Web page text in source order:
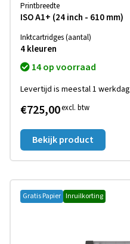
Printbreedte
ISO A1+ (24 inch - 610 mm)
Inktcartridges (aantal)
4 kleuren
14 op voorraad
Levertijd is meestal 1 werkdag
€725,00excl. btw
Bekijk product
Gratis Papier Inruilkorting